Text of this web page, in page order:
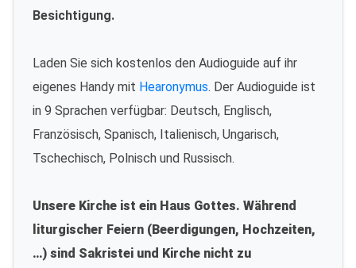
Besichtigung.
Laden Sie sich kostenlos den Audioguide auf ihr
eigenes Handy mit Hearonymus. Der Audioguide ist
in 9 Sprachen verfügbar: Deutsch, Englisch,
Französisch, Spanisch, Italienisch, Ungarisch,
Tschechisch, Polnisch und Russisch.
Unsere Kirche ist ein Haus Gottes. Während
liturgischer Feiern (Beerdigungen, Hochzeiten,
…) sind Sakristei und Kirche nicht zu